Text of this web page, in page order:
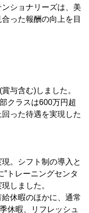
ショナリーズは、美
った報酬の向上を目
与含む)しました。
クラスは600万円超
った待遇を実現した
。シフト制の導入と
”トレーニングセンタ
しました。
休暇のほかに、通常
休暇、リフレッシュ